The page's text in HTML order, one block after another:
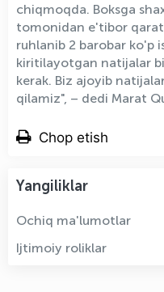
chiqmoqda. Boksga
tomonidan e'tibor
ruhlanib 2 barobar ko'p
kiritilayotgan natijalar
kerak. Biz ajoyib
qilamiz", – dedi Marat
Chop etish
Yangiliklar
Ochiq ma'lumotlar
Ijtimoiy roliklar